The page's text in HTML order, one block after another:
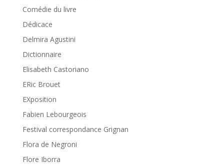
Comédie du livre
Dédicace
Delmira Agustini
Dictionnaire
Elisabeth Castoriano
ERic Brouet
EXposition
Fabien Lebourgeois
Festival correspondance Grignan
Flora de Negroni
Flore Iborra